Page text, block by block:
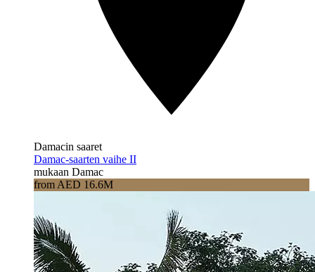
Damacin saaret
Damac-saarten vaihe II
mukaan Damac
from AED 16.6M